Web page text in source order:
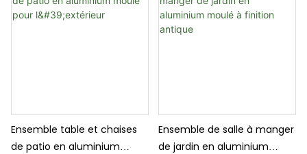
Ensemble table et chaises
de patio en aluminium
Ensemble de salle à manger
de jardin en aluminium